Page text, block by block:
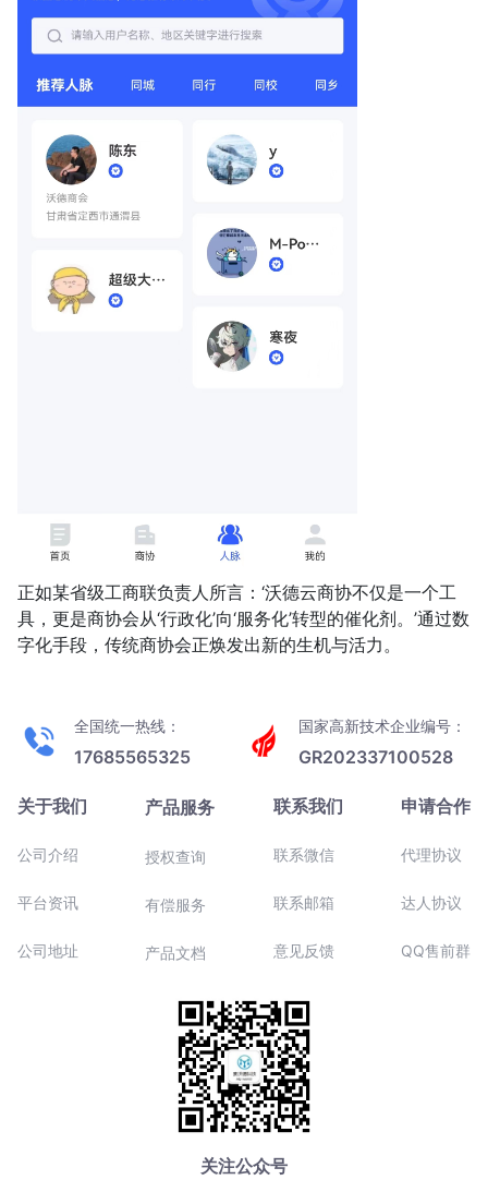
正如某省级工商联负责人所言：‘沃德云商协不仅是一个工
具，更是商协会从‘行政化’向‘服务化’转型的催化剂。’通过数
字化手段，传统商协会正焕发出新的生机与活力。
全国统一热线：
17685565325
国家高新技术企业编号：
GR202337100528
关于我们
公司介绍
平台资讯
公司地址
产品服务
授权查询
有偿服务
产品文档
联系我们
联系微信
联系邮箱
意见反馈
申请合作
代理协议
达人协议
QQ售前群
关注公众号